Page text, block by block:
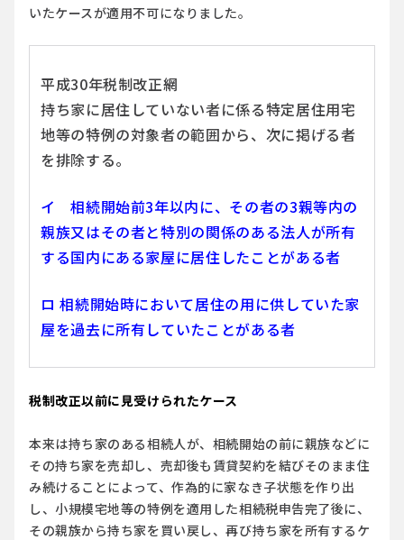
いたケースが適用不可になりました。
平成30年税制改正網
持ち家に居住していない者に係る特定居住用宅
地等の特例の対象者の範囲から、次に掲げる者
を排除する。
イ 相続開始前3年以内に、その者の3親等内の
親族又はその者と特別の関係のある法人が所有
する国内にある家屋に居住したことがある者
ロ 相続開始時において居住の用に供していた家
屋を過去に所有していたことがある者
税制改正以前に見受けられたケース
本来は持ち家のある相続人が、相続開始の前に親族などに
その持ち家を売却し、売却後も賃貸契約を結びそのまま住
み続けることによって、作為的に家なき子状態を作り出
し、小規模宅地等の特例を適用した相続税申告完了後に、
その親族から持ち家を買い戻し、再び持ち家を所有するケ